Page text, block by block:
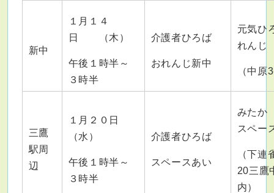
新中
１月１４
日 （木）
午後１時半～
３時半
介護者ひろば
おれんじ新中
元気
れんじ
（中原
三鷹
駅周
辺
１月２０日
（水）
午後１時半～
３時半
介護者ひろば
スペースあい
み
スペー
（下連
20三鷹
内）